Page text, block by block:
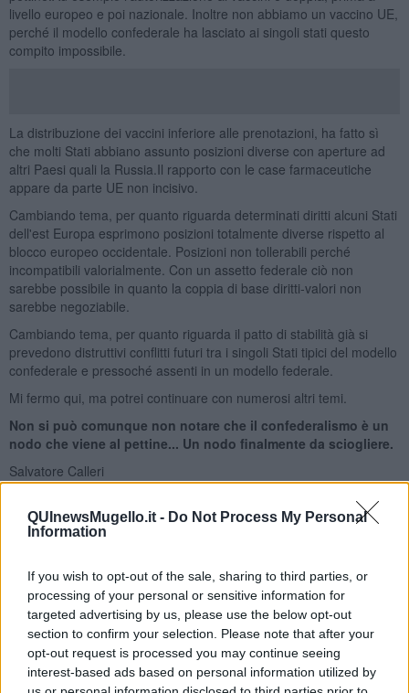
QUInewsMugello.it - Do Not Process My Personal
Information
If you wish to opt-out of the sale, sharing to third parties, or
processing of your personal or sensitive information for
targeted advertising by us, please use the below opt-out
section to confirm your selection. Please note that after your
opt-out request is processed you may continue seeing
interest-based ads based on personal information utilized by
livello europeo e poi nazionale. Inoltre non abbiamo un vaccino UE,
perché il modello confederale ha lasciato ai singoli stati questo
compito impossibile.
La distribuzione dei vaccini inferiore alle prenotazioni, ha fatto sì
che molti Stati abbiano assunto posizioni diverse con aperture ad
altri Paesi quali la Russia.Il rapporto con le case farmaceutiche
appare da parte UE non incisivo.
Cambiando tema, per quanto riguarda determinati diritti alcuni Stati
dell'est Europa esprimono posizioni totalmente diverse rispetto al
blocco europeo occidentale. Posizioni non tollerabili perché
incompatibili valorialmente. Con un assetto federale ciò non
sarebbe possibile in quanto la coppia di base diritti-valori non
sarebbe negoziabile.
Cambiando tema, per quanto riguarda il patto di stabilità già si
prevedono distruttivi conflitti futuri tra i singoli Stati tipici del modello
confederale e pressoché assenti in un modello federale.
Mi fermo qui, ma potrei continuare con numerosi altri temi.
Non si può comunque non notare che il confederalismo è un
nodo che viene al pettine... Un nodo finalmente da sciogliere.
Salvatore Calleri
Se vuoi leggere le notizie principali della Toscana iscriviti alla
Newsletter QUInews - ToscanaMedia.Arriva gratis tutti i giorni
alle 20:00 direttamente nella tua casella di posta.
Basta cliccareQUI
Ti potrebbe interessare anche: